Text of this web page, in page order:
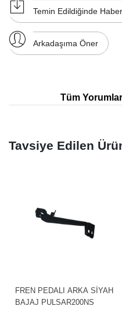
Temin Edildiğinde
Arkadaşıma Öner
Tüm Yorumlar
Tavsiye Edilen
FREN PEDALI ARKA SİYAH
BAJAJ PULSAR200NS